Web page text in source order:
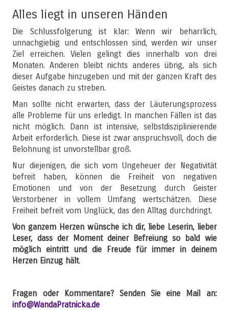
Alles liegt in unseren Händen
Die Schlussfolgerung ist klar: Wenn wir beharrlich,
unnachgiebig und entschlossen sind, werden wir unser
Ziel erreichen. Vielen gelingt dies innerhalb von drei
Monaten. Anderen bleibt nichts anderes übrig, als sich
dieser Aufgabe hinzugeben und mit der ganzen Kraft des
Geistes danach zu streben.
Man sollte nicht erwarten, dass der Läuterungsprozess
alle Probleme für uns erledigt. In manchen Fällen ist das
nicht möglich. Dann ist intensive, selbstdisziplinierende
Arbeit erforderlich. Diese ist zwar anspruchsvoll, doch die
Belohnung ist unvorstellbar groß.
Nur diejenigen, die sich vom Ungeheuer der Negativität
befreit haben, können die Freiheit von negativen
Emotionen und von der Besetzung durch Geister
Verstorbener in vollem Umfang wertschätzen. Diese
Freiheit befreit vom Unglück, das den Alltag durchdringt.
Von ganzem Herzen wünsche ich dir, liebe Leserin, lieber
Leser, dass der Moment deiner Befreiung so bald wie
möglich eintritt und die Freude für immer in deinem
Herzen Einzug hält.
Fragen oder Kommentare? Senden Sie eine Mail an:
info@WandaPratnicka.de